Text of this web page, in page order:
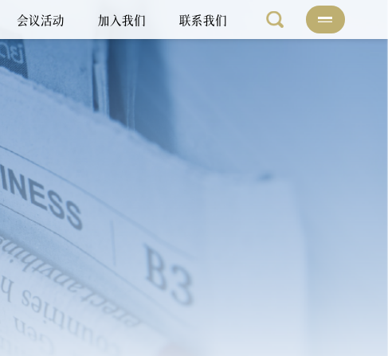
会议活动 加入我们 联系我们